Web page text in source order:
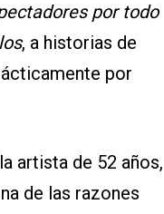
por todo
, a historias de
por
artista de 52 años,
de las razones